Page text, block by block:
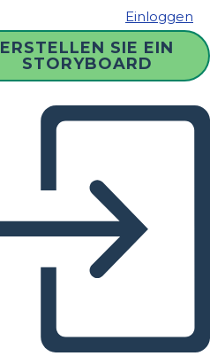
Einloggen
ERSTELLEN SIE EIN
STORYBOARD